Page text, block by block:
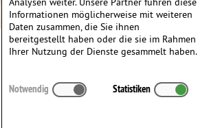
un-tempered, für Bratsche
Informationen möglicherweise mit weiteren
Daten zusammen, die Sie ihnen
bereitgestellt haben oder die sie im Rahmen
Ihrer Nutzung der Dienste gesammelt haben.
Notwendig Statistiken